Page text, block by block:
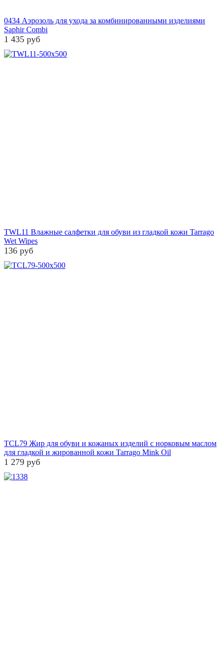
0434 Аэрозоль для ухода за комбинированными изделиями
Saphir Combi
1 435 руб
TWL11 Влажные салфетки для обуви из гладкой кожи Tarrago
Wet Wipes
136 руб
TCL79 Жир для обуви и кожаных изделий с норковым маслом
для гладкой и жированной кожи Tarrago Mink Oil
1 279 руб